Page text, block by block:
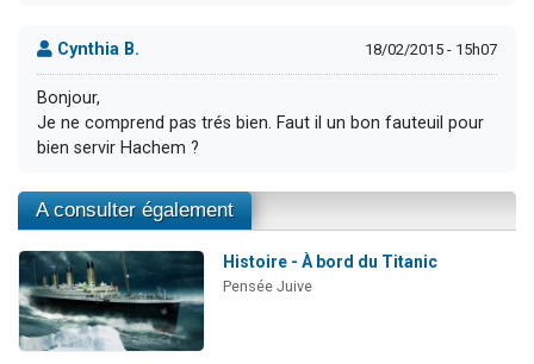
Cynthia B. 18/02/2015 - 15h07
Bonjour,
Je ne comprend pas trés bien. Faut il un bon fauteuil pour
bien servir Hachem ?
A consulter également
Histoire - À bord du Titanic
Pensée Juive